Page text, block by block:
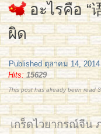
อะไรคือ “
ผิด
Published ตุลาคม 14, 2014
Hits: 15629
This post has already been read
เกร็ดไวยากรณ์จีน